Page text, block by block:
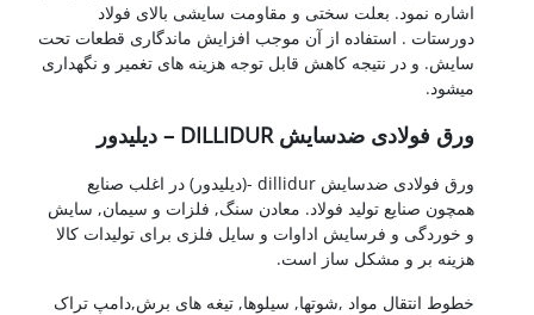
اشاره نمود. بعلت سختی و مقاومت سایشی بالای فولاد
دورستات . استفاده از آن موجب افزایش ماندگاری قطعات تحت
سایش. و در نتیجه کاهش قابل توجه هزینه های تغمیر و نگهداری
میشود.
ورق فولادی ضدسایش DILLIDUR – دیلیدور
ورق فولادی ضدسایش dillidur -(دیلیدور) در اغلب صنایع
همچون صنایع تولید فولاد. معادن سنگ, فلزات و سیمان, سایش
و خوردگی و فرسایش اداوات و سایل فلزی برای تولیدات کالا
هزینه بر و مشکل ساز است.
خطوط انتقال مواد ,شوتها, سیلوها, تیغه های برش,دامپ تراک